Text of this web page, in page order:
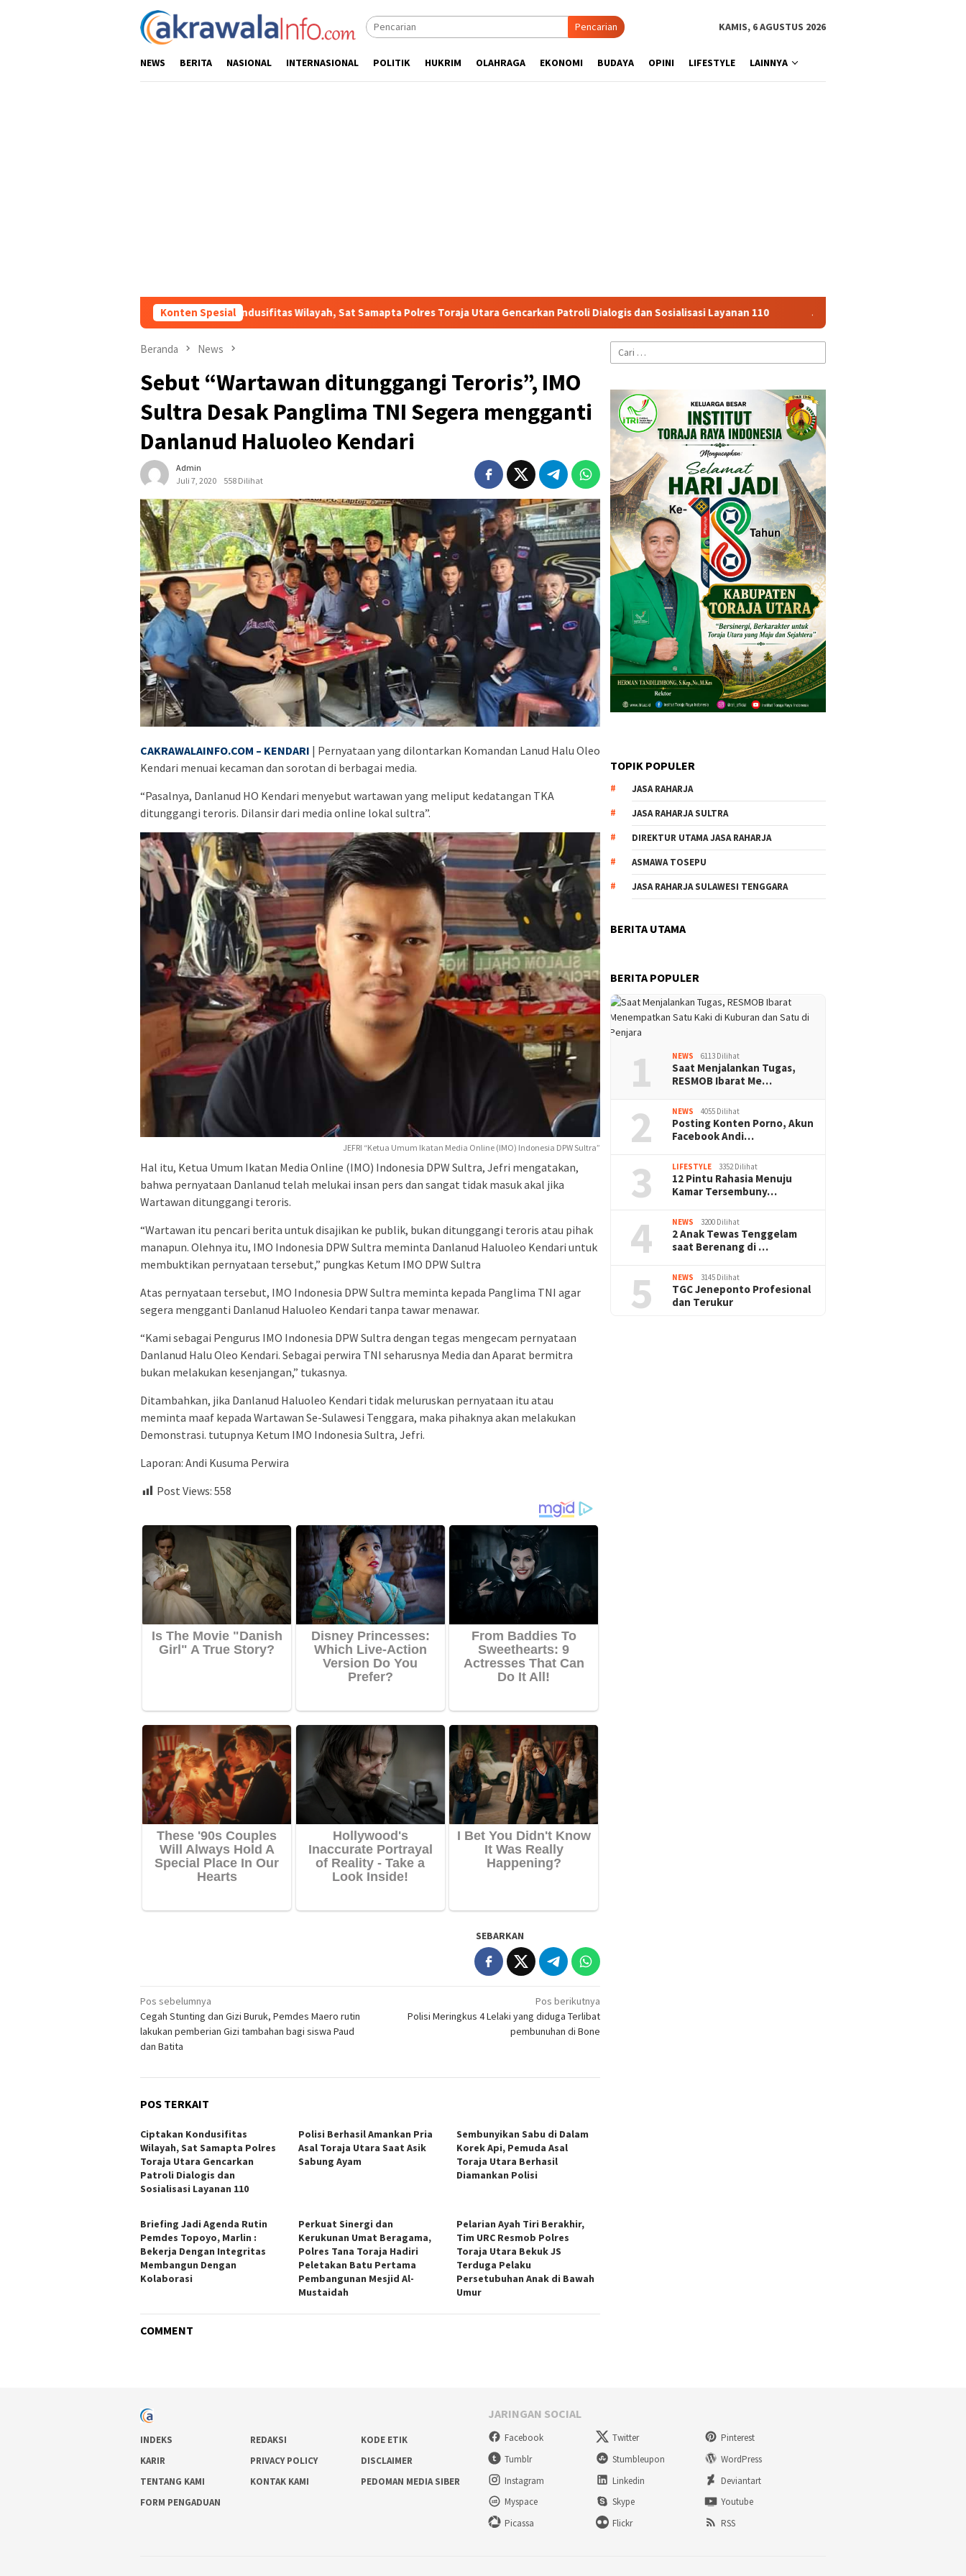
Pencarian KAMIS, 6 AGUSTUS 2026
NEWS BERITA NASIONAL INTERNASIONAL POLITIK HUKRIM OLAHRAGA EKONOMI BUDAYA OPINI LIFESTYLE LAINNYA
Konten Spesial
Ciptakan Kondusifitas Wilayah, Sat Samapta Polres Toraja Utara Gencarkan Patroli Dialogis dan Sosialisasi Layanan 110 Jasa Raharja Serahkan Santunan kepada Ahli
Beranda News
Sebut “Wartawan ditunggangi Teroris”, IMO
Sultra Desak Panglima TNI Segera mengganti
Danlanud Haluoleo Kendari
Admin
Juli 7, 2020
558 Dilihat
CAKRAWALAINFO.COM – KENDARI | Pernyataan yang dilontarkan Komandan Lanud Halu Oleo
Kendari menuai kecaman dan sorotan di berbagai media.
“Pasalnya, Danlanud HO Kendari menyebut wartawan yang meliput kedatangan TKA
ditunggangi teroris. Dilansir dari media online lokal sultra”.
JEFRI “Ketua Umum Ikatan Media Online (IMO) Indonesia DPW Sultra”
Hal itu, Ketua Umum Ikatan Media Online (IMO) Indonesia DPW Sultra, Jefri mengatakan,
bahwa pernyataan Danlanud telah melukai insan pers dan sangat tidak masuk akal jika
Wartawan ditunggangi teroris.
“Wartawan itu pencari berita untuk disajikan ke publik, bukan ditunggangi teroris atau pihak
manapun. Olehnya itu, IMO Indonesia DPW Sultra meminta Danlanud Haluoleo Kendari untuk
membuktikan pernyataan tersebut,” pungkas Ketum IMO DPW Sultra
Atas pernyataan tersebut, IMO Indonesia DPW Sultra meminta kepada Panglima TNI agar
segera mengganti Danlanud Haluoleo Kendari tanpa tawar menawar.
“Kami sebagai Pengurus IMO Indonesia DPW Sultra dengan tegas mengecam pernyataan
Danlanud Halu Oleo Kendari. Sebagai perwira TNI seharusnya Media dan Aparat bermitra
bukan melakukan kesenjangan,” tukasnya.
Ditambahkan, jika Danlanud Haluoleo Kendari tidak meluruskan pernyataan itu atau
meminta maaf kepada Wartawan Se-Sulawesi Tenggara, maka pihaknya akan melakukan
Demonstrasi. tutupnya Ketum IMO Indonesia Sultra, Jefri.
Laporan: Andi Kusuma Perwira
Post Views: 558
SEBARKAN
Navigasi
pos
Pos sebelumnya
Cegah Stunting dan Gizi Buruk, Pemdes Maero rutin
lakukan pemberian Gizi tambahan bagi siswa Paud
dan Batita
Pos berikutnya
Polisi Meringkus 4 Lelaki yang diduga Terlibat
pembunuhan di Bone
POS TERKAIT
Ciptakan Kondusifitas
Wilayah, Sat Samapta Polres
Toraja Utara Gencarkan
Patroli Dialogis dan
Sosialisasi Layanan 110
Polisi Berhasil Amankan Pria
Asal Toraja Utara Saat Asik
Sabung Ayam
Sembunyikan Sabu di Dalam
Korek Api, Pemuda Asal
Toraja Utara Berhasil
Diamankan Polisi
Briefing Jadi Agenda Rutin
Pemdes Topoyo, Marlin :
Bekerja Dengan Integritas
Membangun Dengan
Kolaborasi
Perkuat Sinergi dan
Kerukunan Umat Beragama,
Polres Tana Toraja Hadiri
Peletakan Batu Pertama
Pembangunan Mesjid Al-
Mustaidah
Pelarian Ayah Tiri Berakhir,
Tim URC Resmob Polres
Toraja Utara Bekuk JS
Terduga Pelaku
Persetubuhan Anak di Bawah
Umur
COMMENT
Cari
untuk:
TOPIK POPULER
JASA RAHARJA
JASA RAHARJA SULTRA
DIREKTUR UTAMA JASA RAHARJA
ASMAWA TOSEPU
JASA RAHARJA SULAWESI TENGGARA
BERITA UTAMA
BERITA POPULER
1 NEWS 6113 Dilihat
Saat Menjalankan Tugas,
RESMOB Ibarat Me…
2 NEWS 4055 Dilihat
Posting Konten Porno, Akun
Facebook Andi…
3 LIFESTYLE 3352 Dilihat
12 Pintu Rahasia Menuju
Kamar Tersembuny…
4 NEWS 3200 Dilihat
2 Anak Tewas Tenggelam
saat Berenang di …
5 NEWS 3145 Dilihat
TGC Jeneponto Profesional
dan Terukur
INDEKS REDAKSI
KODE ETIK
KARIR
PRIVACY POLICY
DISCLAIMER
TENTANG KAMI
KONTAK KAMI
PEDOMAN MEDIA SIBER
FORM PENGADUAN
JARINGAN SOCIAL
Facebook Twitter
Pinterest
Tumblr
Stumbleupon
WordPress
Instagram
Linkedin
Deviantart
Myspace
Skype
Youtube
Picassa
Flickr RSS